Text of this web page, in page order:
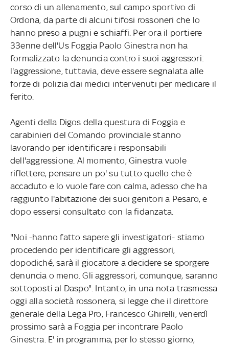
corso di un allenamento, sul campo sportivo di
Ordona, da parte di alcuni tifosi rossoneri che lo
hanno preso a pugni e schiaffi. Per ora il portiere
33enne dell'Us Foggia Paolo Ginestra non ha
formalizzato la denuncia contro i suoi aggressori:
l'aggressione, tuttavia, deve essere segnalata alle
forze di polizia dai medici intervenuti per medicare il
ferito.
Agenti della Digos della questura di Foggia e
carabinieri del Comando provinciale stanno
lavorando per identificare i responsabili
dell'aggressione. Al momento, Ginestra vuole
riflettere, pensare un po' su tutto quello che è
accaduto e lo vuole fare con calma, adesso che ha
raggiunto l'abitazione dei suoi genitori a Pesaro, e
dopo essersi consultato con la fidanzata.
"Noi -hanno fatto sapere gli investigatori- stiamo
procedendo per identificare gli aggressori,
dopodiché, sarà il giocatore a decidere se sporgere
denuncia o meno. Gli aggressori, comunque, saranno
sottoposti al Daspo". Intanto, in una nota trasmessa
oggi alla società rossonera, si legge che il direttore
generale della Lega Pro, Francesco Ghirelli, venerdì
prossimo sarà a Foggia per incontrare Paolo
Ginestra. E' in programma, per lo stesso giorno,